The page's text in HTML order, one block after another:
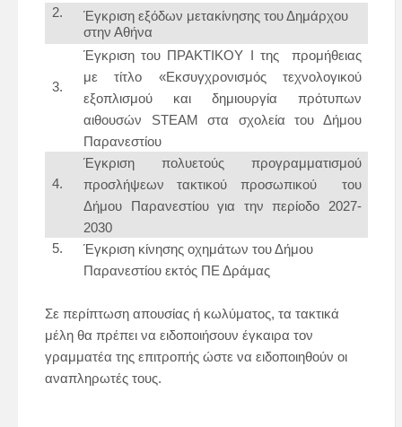
Έγκριση εξόδων μετακίνησης του Δημάρχου
στην Αθήνα
Έγκριση του ΠΡΑΚΤΙΚΟΥ Ι της
προμήθειας
με τίτλο «Εκσυγχρονισμός τεχνολογικού
εξοπλισμού και δημιουργία πρότυπων
αιθουσών STEAM στα σχολεία του Δήμου
Παρανεστίου
Έγκριση πολυετούς προγραμματισμού
προσλήψεων τακτικού προσωπικού του
Δήμου Παρανεστίου για την περίοδο 2027-
2030
Έγκριση κίνησης οχημάτων του Δήμου
Παρανεστίου εκτός ΠΕ Δράμας
Σε περίπτωση απουσίας ή κωλύματος, τα τακτικά
μέλη θα πρέπει να ειδοποιήσουν έγκαιρα τον
γραμματέα της επιτροπής ώστε να ειδοποιηθούν οι
αναπληρωτές τους.